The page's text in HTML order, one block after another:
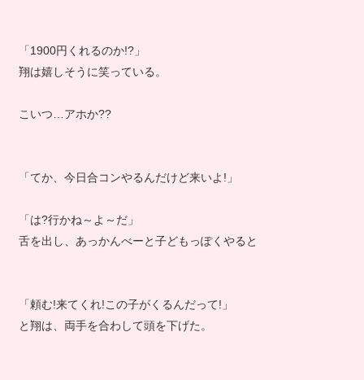
「1900円くれるのか!?」
翔は嬉しそうに笑っている。
こいつ…アホか??
「てか、今日合コンやるんだけど来いよ!」
「は?行かね～よ～だ」
舌を出し、あっかんべーと子どもっぽくやると
「頼む!来てくれ!この子がくるんだって!」
と翔は、両手を合わして頭を下げた。